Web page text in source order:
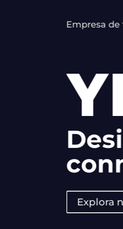
Empresa
Explora